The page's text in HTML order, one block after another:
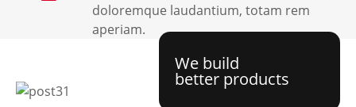
doloremque laudantium, totam rem
aperiam.
We build
better products